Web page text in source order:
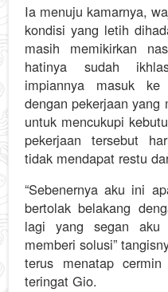
Ia menuju kamarnya,
kondisi yang letih
masih memikirkan
hatinya sudah
impiannya masuk
dengan pekerjaan
untuk mencukupi
pekerjaan tersebut
tidak mendapat restu
“Sebenernya aku ini
bertolak belakang
lagi yang segan aku
memberi solusi”
terus menatap
teringat Gio.